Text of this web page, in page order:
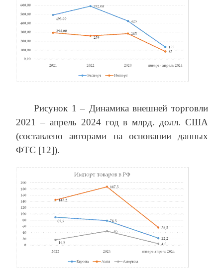
Рисунок 1 – Динамика внешней торговли
2021 – апрель 2024 год в млрд. долл. США
(составлено авторами на основании данных
ФТС [12]).